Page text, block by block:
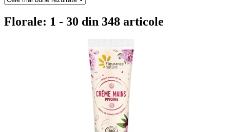
Florale: 1 - 30 din 348 articole